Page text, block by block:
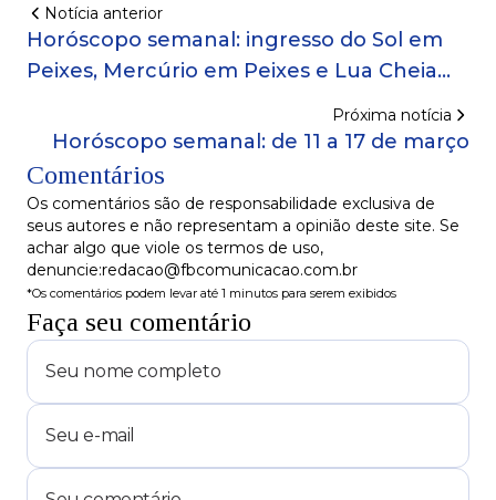
Notícia anterior
Horóscopo semanal: ingresso do Sol em
Peixes, Mercúrio em Peixes e Lua Cheia
Próxima notícia
Horóscopo semanal: de 11 a 17 de março
Comentários
Os comentários são de responsabilidade exclusiva de
seus autores e não representam a opinião deste site. Se
achar algo que viole os termos de uso,
denuncie:redacao@fbcomunicacao.com.br
*Os comentários podem levar até 1 minutos para serem exibidos
Faça seu comentário